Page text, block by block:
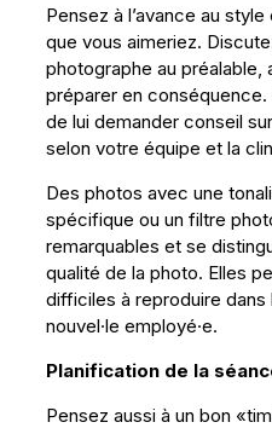
Pensez à l’avance au
que vous aimeriez.
photographe au préalable,
préparer en conséquence.
de lui demander conseil
selon votre équipe et la
Des photos avec une
spécifique ou un filtre
remarquables et se
qualité de la photo. Elles
difficiles à reproduire dans
nouvel·le employé·e.
Planification de la
Pensez aussi à un bon